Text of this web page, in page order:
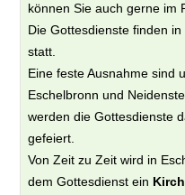
können Sie auch gerne im
Die Gottesdienste finden
statt.
Eine feste Ausnahme sind
Eschelbronn und
werden die Gottesdienste
gefeiert.
Von Zeit zu Zeit wird in
dem Gottesdienst ein